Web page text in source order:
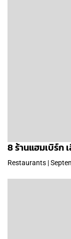
8 ร้านแฮมเบิร์ก
Restaurants |